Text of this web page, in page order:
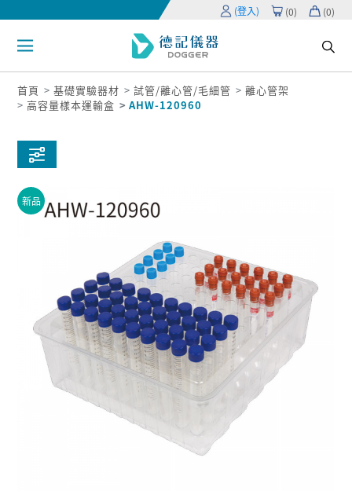
(登入) (0) (0)
首頁 基礎實驗器材 試管/離心管/毛細管
離心管架
高容量樣本運輸盒
AHW-120960
新品